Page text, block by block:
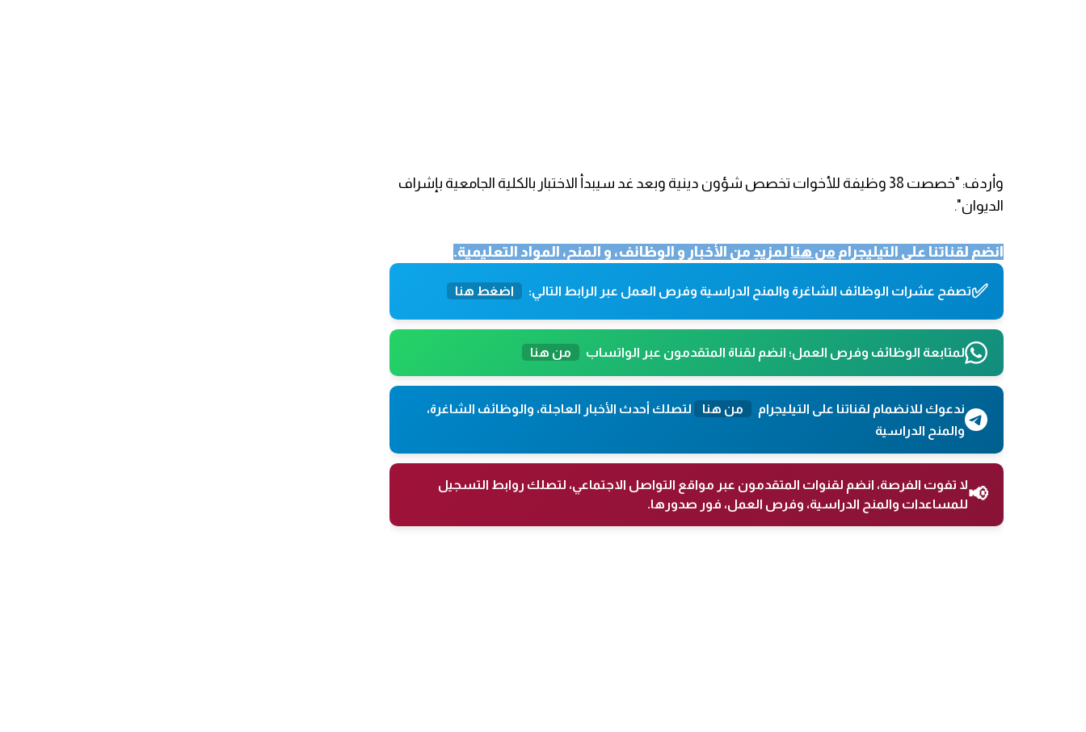
وأردف: "خصصت 38 وظيفة للأخوات تخصص شؤون دينية وبعد غد سيبدأ الاختبار بالكلية الجامعية بإشراف
الديوان".
انضم لقناتنا على التيليجرام من هنا لمزيدٍ من الأخبار و الوظائف، و المنح، المواد التعليمية.
✅تصفح عشرات الوظائف الشاغرة والمنح الدراسية وفرص العمل عبر الرابط التالي: اضغط هنا
لمتابعة الوظائف وفرص العمل؛ انضم لقناة المتقدمون عبر الواتساب من هنا
ندعوك للانضمام لقناتنا على التيليجرام من هنا
لتصلك أحدث الأخبار العاجلة، والوظائف الشاغرة،
والمنح الدراسية
📢لا تفوت الفرصة، انضم لقنوات المتقدمون عبر مواقع التواصل الاجتماعي، لتصلك روابط التسجيل
للمساعدات والمنح الدراسية، وفرص العمل، فور صدورها.